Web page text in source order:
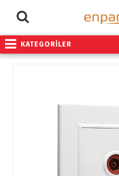
KATEGORİLER